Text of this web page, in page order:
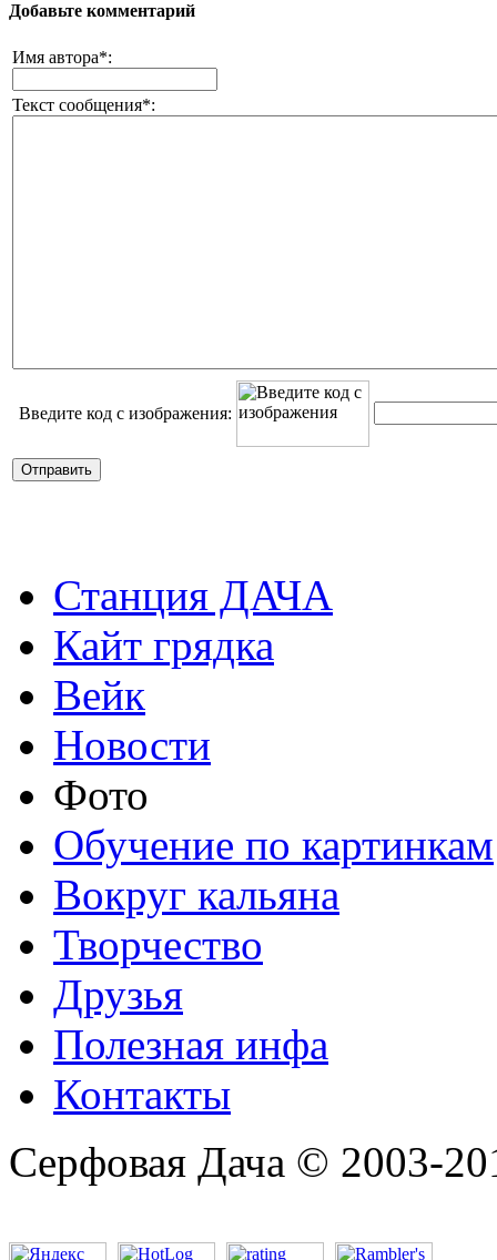
Добавьте комментарий
Имя автора*:
Текст сообщения*:
Введите код с изображения:
Станция ДАЧА
Кайт грядка
Вейк
Новости
Фото
Обучение по картинкам
Вокруг кальяна
Творчество
Друзья
Полезная инфа
Контакты
Серфовая Дача © 2003-